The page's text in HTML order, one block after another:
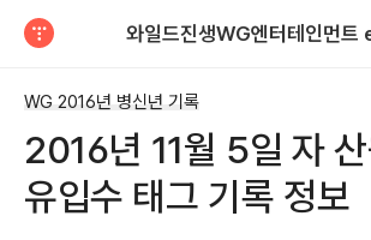
WG 2016년 병신년 기록
2016년 11월 5일 자
유입수 태그 기록 정보